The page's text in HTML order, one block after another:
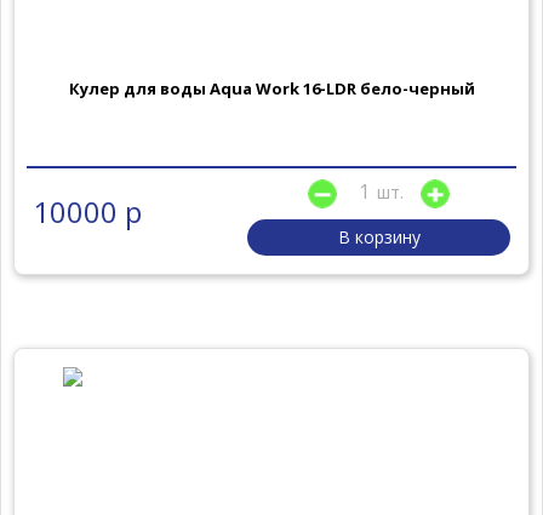
Кулер для воды Aqua Work 16-LDR бело-черный
10000 р
шт.
В корзину